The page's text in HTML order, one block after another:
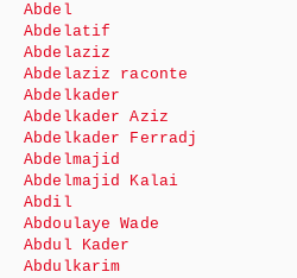
Abdel
Abdelatif
Abdelaziz
Abdelaziz raconte
Abdelkader
Abdelkader Aziz
Abdelkader Ferradj
Abdelmajid
Abdelmajid Kalai
Abdil
Abdoulaye Wade
Abdul Kader
Abdulkarim